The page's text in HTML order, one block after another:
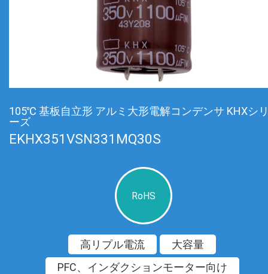
105℃ 基板自立形 アルミ大形電解コンデンサ KHXシ
ーズ
EKHX351VSN331MQ30S
RoHS
高リプル電流
大容量
PFC、インダクションモーター向け